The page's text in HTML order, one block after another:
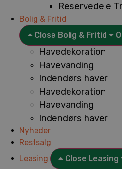
Reservedele
Bolig & Fritid
Close Bolig & Fritid
Havedekoration
Havevanding
Indendørs haver
Havedekoration
Havevanding
Indendørs haver
Nyheder
Restsalg
Leasing
Close Leasing